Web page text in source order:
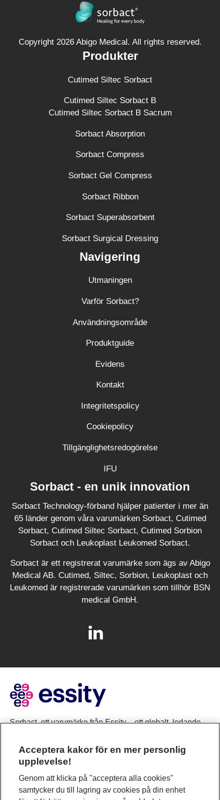
Copyright 2026 Abigo Medical. All rights reserved.
Produkter
Cutimed Siltec Sorbact
Cutimed Siltec Sorbact B
Cutimed Siltec Sorbact B Sacrum
Sorbact Absorption
Sorbact Compress
Sorbact Gel Compress
Sorbact Ribbon
Sorbact Superabsorbent
Sorbact Surgical Dressing
Navigering
Utmaningen
Varför Sorbact?
Användningsområde
Produktguide
Evidens
Kontakt
Integritetspolicy
Cookiepolicy
Tillgänglighetsredogörelse
IFU
Sorbact - en unik innovation
Sorbact Technology-förband hjälper patienter i mer än
65 länder genom våra varumärken Sorbact, Cutimed
Sorbact, Cutimed Siltec Sorbact, Cutimed Sorbion
Sorbact och Leukoplast Leukomed Sorbact.
Sorbact är ett registrerat varumärke som ägs av Abigo
Medical AB. Cutimed, Siltec, Sorbion, Leukoplast och
Leukomed är registrerade varumärken som tillhör BSN
medical GmbH.
Sorbact, ett varumärke från Essity – ett globalt, ledande
människor världen över våra produkter, lösningar och
tjänster. Vårt syfte är att bryta barriärer för välbefinnande,
för såväl konsumenter, patienter, vårdgivare och kunder
som för samhället. Försäljningen sker i cirka 150 länder
under de globalt ledande varumärkena TENA och Tork
Acceptera kakor för en mer personlig
upplevelse!
Genom att klicka på "acceptera alla cookies"
samtycker du till lagring av cookies på din enhet